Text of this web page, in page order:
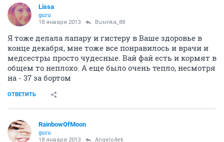
позже чем обычно, возможно прогестерона не
хватает и нужна гормональная поддержка (но это
только по назначению врача). Я бы сдала кровь на
ХГЧ и прогестерон, по анализам все станет понятно
ОТВЕТИТЬ
Sweet_strawberry
18 января 2013
полосить вообще на 8-9 неделе начинают, и про
базальную температуру читала, что у некоторых